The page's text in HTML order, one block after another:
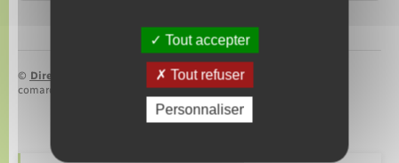
© Direction de l’information légale et administrative
comarquage developpé parbaseo.io
Tout accepter
Tout refuser
Personnaliser